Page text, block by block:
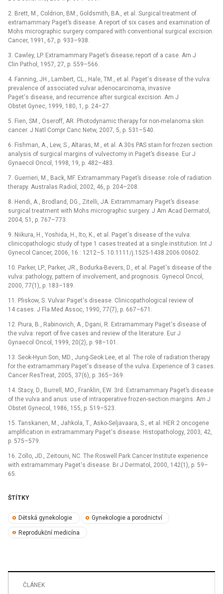
2. Brett, M., Coldrion, BM., Goldsmith, BA., et al. Surgical treatment of
extramammary Paget’s disease. A report of six cases and examination of
Mohs micrographic surgery compared with conventional surgical excision.
Cancer, 1991, 67, p. 933–938.
3. Cawley, LP. Extramammary Paget’s disease; report of a case. Am J
Clin Pathol, 1957, 27, p. 559–566.
4. Fanning, JH., Lambert, CL., Hale, TM., et al. Paget‘s disease of the vulva:
prevalence of associated vulvar adenocarcinoma, invasive
Paget‘s disease, and recurrence after surgical excision. Am J
Obstet Gynec, 1999, 180, 1, p. 24–27.
5. Fien, SM., Oseroff, AR. Photodynamic therapy for non-melanoma skin
cancer. J Natl Compr Canc Netw, 2007, 5, p. 531–540.
6. Fishman, A., Lew, S., Altaras, M., et al. A 30s PAS stain for frozen section
analysis of surgical margins of vulvectomy in Paget’s disease. Eur J
Gynaecol Oncol, 1998, 19, p. 482–483.
7. Guerrieri, M., Back, MF. Extramammary Paget’s disease: role of radiation
therapy. Australas Radiol, 2002, 46, p. 204–208.
8. Hendi, A., Brodland, DG., Zitelli, JA. Extrammamary Paget’s disease:
surgical treatment with Mohs micrographic surgery. J Am Acad Dermatol,
2004, 51, p. 767–773.
9. Niikura, H., Yoshida, H., Ito, K., et al. Paget‘s disease of the vulva:
clinicopathologic study of type 1 cases treated at a single institution. Int J
Gynecol Cancer, 2006, 16 : 1212–5. 10.1111/j.1525-1438.2006.00602.
10. Parker, LP., Parker, JR., Bodurka-Bevers, D., et al. Paget‘s disease of the
vulva: pathology, pattern of involvement, and prognosis. Gynecol Oncol,
2000, 77(1), p. 183–189.
11. Pliskow, S. Vulvar Paget‘s disease. Clinicopathological review of
14 cases. J Fla Med Assoc, 1990, 77(7), p. 667–671.
12. Piura, B., Rabinovich, A., Dgani, R. Extramammary Paget‘s disease of
the vulva: report of five cases and review of the literature. Eur J
Gynaecol Oncol, 1999, 20(2), p. 98–101.
13. Seok-Hyun Son, MD., Jung-Seok Lee, et al. The role of radiation therapy
for the extramammary Paget‘s disease of the vulva. Experience of 3 cases.
Cancer ResTreat, 2005, 37(6), p. 365–369.
14. Stacy, D., Burrell, MO., Franklin, EW. 3rd. Extramammary Paget’s disease
of the vulva and anus: use of intraoperative frozen-section margins. Am J
Obstet Gynecol, 1986, 155, p. 519–523.
15. Tanskanen, M., Jahkola, T., Asko-Seljavaara, S., et al. HER 2 oncogene
amplification in extramammary Paget‘s disease. Histopathology, 2003, 42,
p. 575–579.
16. Zollo, JD., Zeitouni, NC. The Roswell Park Cancer Institute experience
with extramammary Paget‘s disease. Br J Dermatol, 2000, 142(1), p. 59–
65.
ŠTÍTKY
Dětská gynekologie Gynekologie a porodnictví
Reprodukční medicína
ČLÁNEK